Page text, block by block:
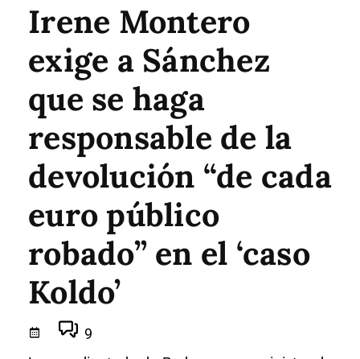
Irene Montero
exige a Sánchez
que se haga
responsable de la
devolución “de cada
euro público
robado” en el ‘caso
Koldo’
9